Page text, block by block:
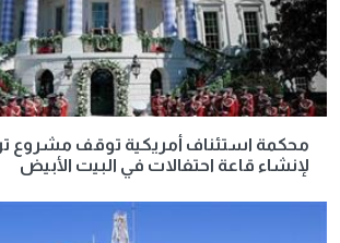
محكمة استئناف أمريكية توقف مشروع
لإنشاء قاعة احتفالات في البيت الأبيض